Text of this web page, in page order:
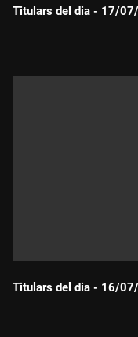
Titulars del dia - 17/
Titulars del dia - 16/